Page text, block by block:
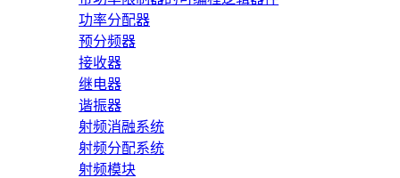
功率分配器
预分频器
接收器
继电器
谐振器
射频消融系统
射频分配系统
射频模块